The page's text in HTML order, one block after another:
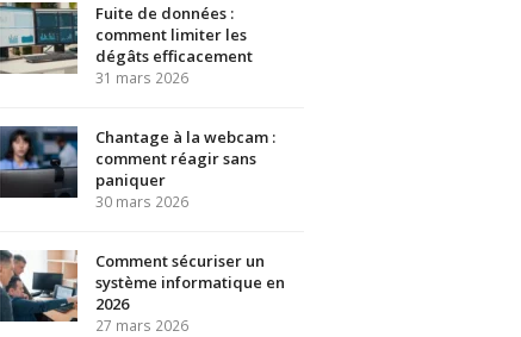
Fuite de données :
comment limiter les
dégâts efficacement
31 mars 2026
Chantage à la webcam :
comment réagir sans
paniquer
30 mars 2026
Comment sécuriser un
système informatique en
2026
27 mars 2026